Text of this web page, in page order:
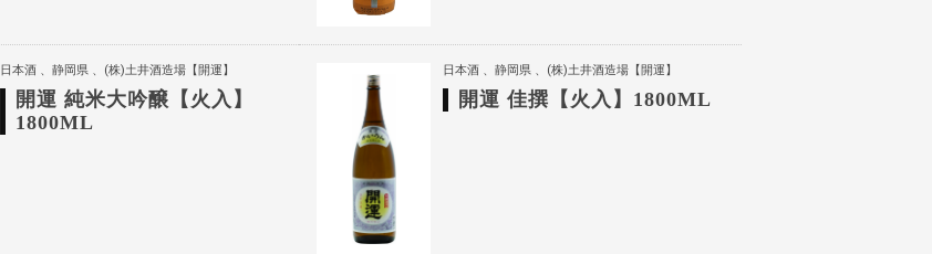
日本酒 静岡県 (株)土井酒造場【開運】
開運 純米大吟醸【火入】
1800ML
日本酒 静岡県 (株)土井酒造場【開運】
開運 佳撰【火入】1800ML